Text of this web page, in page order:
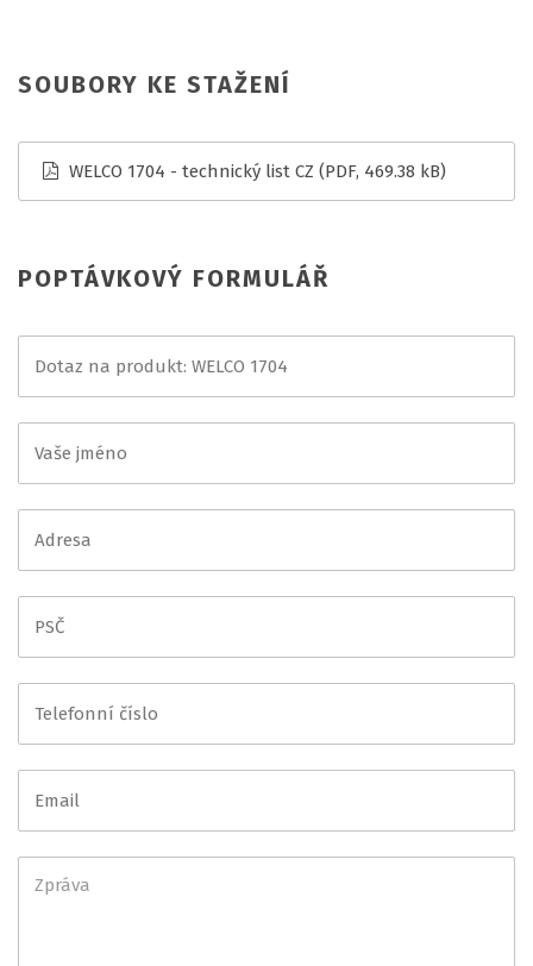
SOUBORY KE STAŽENÍ
WELCO 1704 - technický list CZ (PDF, 469.38 kB)
POPTÁVKOVÝ FORMULÁŘ